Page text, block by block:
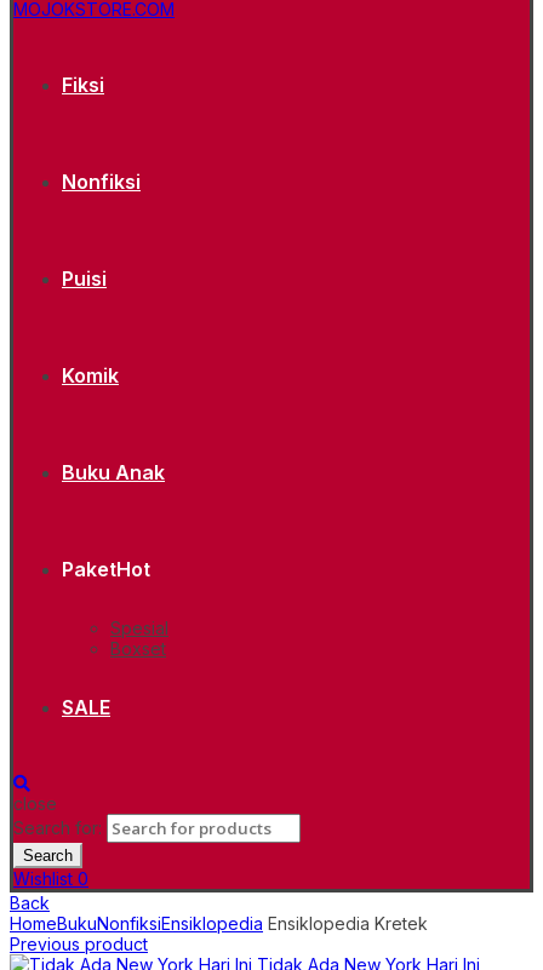
Fiksi
Nonfiksi
Puisi
Komik
Buku Anak
PaketHot
Spesial
Boxset
SALE
close
Search for:
Search
Wishlist 0
Back
HomeBukuNonfiksiEnsiklopedia Ensiklopedia Kretek
Previous product
Tidak Ada New York Hari Ini